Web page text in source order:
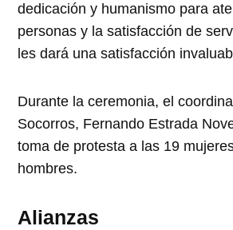
dedicación y humanismo para
personas y la satisfacción de
les dará una satisfacción
Durante la ceremonia, el
Socorros, Fernando Estrada
toma de protesta a las 19
hombres.
Alianzas